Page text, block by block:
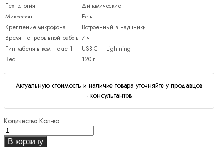
Технология
Динамические
Микрофон
Есть
Крепление микрофона
Встроенный в наушники
Время непрерывной работы 7 ч
Тип кабеля в комплекте 1
USB-C – Lightning
Вес
120 г
Актуальную стоимость и наличие товара уточняйте у продавцов
- консультантов
Количество Кол-во
В корзину